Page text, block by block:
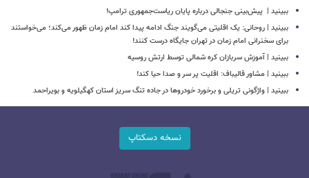
ببینید | ‏ پیش‌بینی جنجالی درباره پایان ریاست‌جمهوری ترامپ!
ببینید | روحانی: یک اقلیتی می‌گویند جنگ ادامه پیدا کند امام زمان ظهور می‌کند؛ می‌خواستند
برای سخنرانی امام زمان در تهران جایگاه درست کنند!
ببینید | آموزش سربازان کره شمالی توسط ارتش روسیه
ببینید | مشاور قالیباف: اقلیت پر سر و صدا حیا کند!
ببینید | واژگونی تریلی و برخورد خودروها در جاده تنگ سریز استان کهگیلویه و بویراحمد
نسخه دسکتاپ